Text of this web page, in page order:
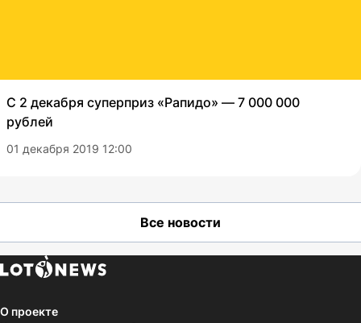
С 2 декабря суперприз «Рапидо» — 7 000 000
рублей
01 декабря 2019 12:00
Все новости
О проекте